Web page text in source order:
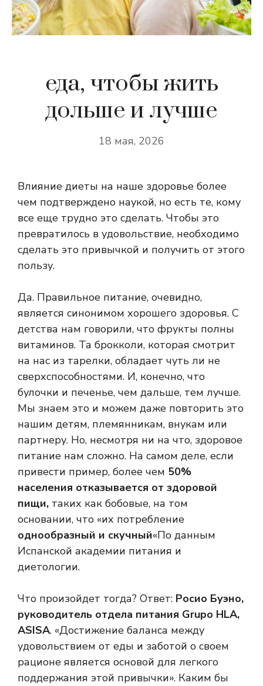
еда, чтобы жить
дольше и лучше
18 мая, 2026
Влияние диеты на наше здоровье более
чем подтверждено наукой, но есть те, кому
все еще трудно это сделать. Чтобы это
превратилось в удовольствие, необходимо
сделать это привычкой и получить от этого
пользу.
Да. Правильное питание, очевидно,
является синонимом хорошего здоровья. С
детства нам говорили, что фрукты полны
витаминов. Та брокколи, которая смотрит
на нас из тарелки, обладает чуть ли не
сверхспособностями. И, конечно, что
булочки и печенье, чем дальше, тем лучше.
Мы знаем это и можем даже повторить это
нашим детям, племянникам, внукам или
партнеру. Но, несмотря ни на что, здоровое
питание нам сложно. На самом деле, если
привести пример, более чем 50%
населения отказывается от здоровой
пищи, таких как бобовые, на том
основании, что «их потребление
однообразный и скучный«По данным
Испанской академии питания и
диетологии.
Что произойдет тогда? Ответ: Росио Буэно,
руководитель отдела питания Grupo HLA,
ASISA. «Достижение баланса между
удовольствием от еды и заботой о своем
рационе является основой для легкого
поддержания этой привычки». Каким бы